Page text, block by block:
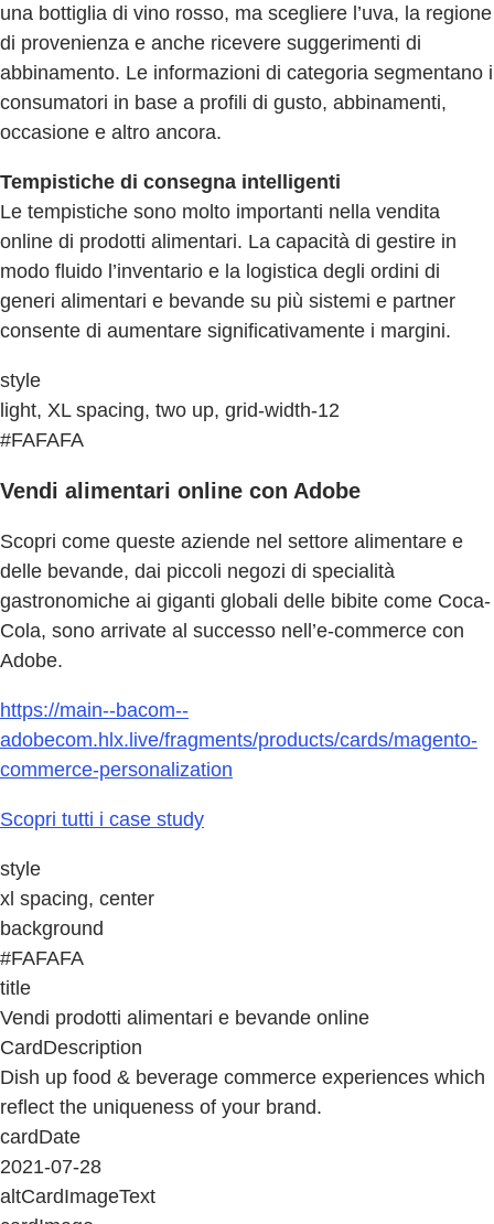
una bottiglia di vino rosso, ma scegliere l’uva, la regione
di provenienza e anche ricevere suggerimenti di
abbinamento. Le informazioni di categoria segmentano i
consumatori in base a profili di gusto, abbinamenti,
occasione e altro ancora.
Tempistiche di consegna intelligenti
Le tempistiche sono molto importanti nella vendita
online di prodotti alimentari. La capacità di gestire in
modo fluido l’inventario e la logistica degli ordini di
generi alimentari e bevande su più sistemi e partner
consente di aumentare significativamente i margini.
style
light, XL spacing, two up, grid-width-12
#FAFAFA
Vendi alimentari online con Adobe
Scopri come queste aziende nel settore alimentare e
delle bevande, dai piccoli negozi di specialità
gastronomiche ai giganti globali delle bibite come Coca-
Cola, sono arrivate al successo nell’e-commerce con
Adobe.
https://main--bacom--
adobecom.hlx.live/fragments/products/cards/magento-
commerce-personalization
Scopri tutti i case study
style
xl spacing, center
background
#FAFAFA
title
Vendi prodotti alimentari e bevande online
CardDescription
Dish up food & beverage commerce experiences which
reflect the uniqueness of your brand.
cardDate
2021-07-28
altCardImageText